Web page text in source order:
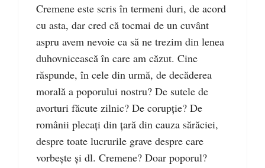
Cremene este scris în termeni duri, de acord
cu asta, dar cred că tocmai de un cuvânt
aspru avem nevoie ca să ne trezim din lenea
duhovnicească în care am căzut. Cine
răspunde, în cele din urmă, de decăderea
morală a poporului nostru? De sutele de
avorturi făcute zilnic? De corupție? De
românii plecați din țară din cauza sărăciei,
despre toate lucrurile grave despre care
vorbește și dl. Cremene? Doar poporul?